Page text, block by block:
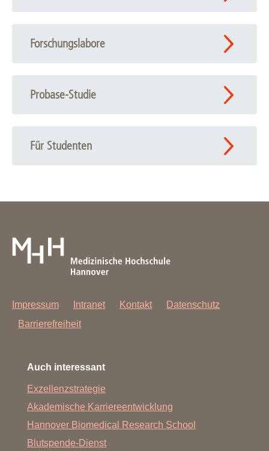
Forschungslabore
Probase-Studie
Für Studenten
Impressum Intranet Kontakt
Datenschutz
Barrierefreiheit
Auch interessant
Exzellenzstrategie
Akademische Karriereentwicklung
Hannover Biomedical Research School
Blutspende-Dienst